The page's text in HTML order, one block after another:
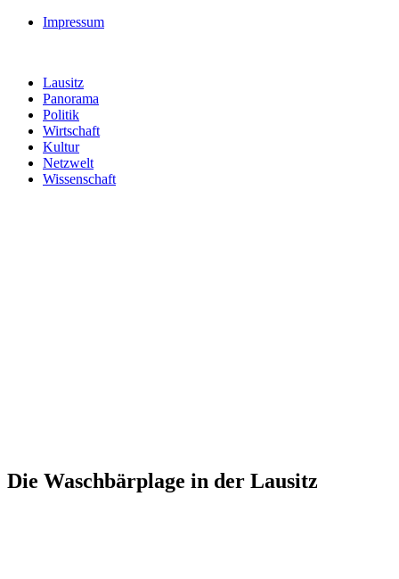
Impressum
Lausitz
Panorama
Politik
Wirtschaft
Kultur
Netzwelt
Wissenschaft
Die Waschbärplage in der Lausitz